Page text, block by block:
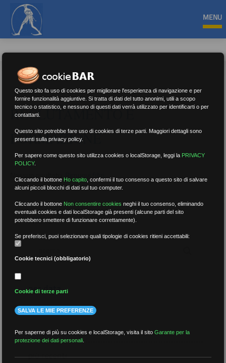
MENU
RECLUTAMENTO E
FORMAZIONE
Nessun risultato.Rimuovi filtri
RICERCA
per data
più recenti
Questo sito fa uso di cookies per migliorare l'esperienza di navigazione e per
fornire funzionalità aggiuntive. Si tratta di dati del tutto anonimi, utili a scopo
tecnico o statistico, e nessuno di questi dati verrà utilizzato per identificarti o per
contattarti.
Questo sito potrebbe fare uso di cookies di terze parti. Maggiori dettagli sono
presenti sulla privacy policy.
Per sapere come questo sito utilizza cookies o localStorage, leggi la PRIVACY
POLICY.
Cliccando il bottone Ho capito ,confermi il tuo consenso a questo sito di salvare
alcuni piccoli blocchi di dati sul tuo computer.
Cliccando il bottone Non consentire cookies neghi il tuo consenso, eliminando
eventuali cookies e dati localStorage già presenti (alcune parti del sito
potrebbero smettere di funzionare correttamente).
Se preferisci, puoi selezionare quali tipologie di cookies ritieni accettabili:
Cookie tecnici (obbligatorio)
Cookie di terze parti
SALVA LE MIE PREFERENZE
Per saperne di più su cookies e localStorage, visita il sitoGarante per la
protezione dei dati personali